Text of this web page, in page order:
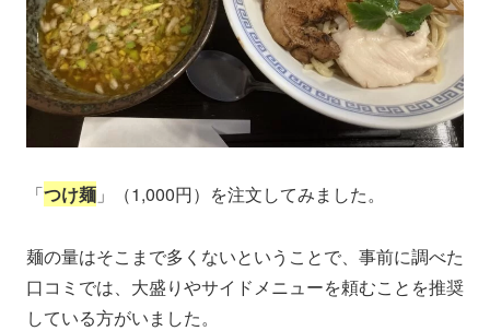
「つけ麺 」（1,000円）を注文してみました。
麺の量はそこまで多くないということで、事前に調べた
口コミでは、大盛りやサイドメニューを頼むことを推奨
している方がいました。